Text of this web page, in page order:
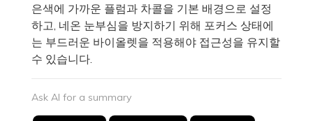
은색에 가까운 플럼과 차콜을 기본 배경으로 설정
하고, 네온 눈부심을 방지하기 위해 포커스 상태에
는 부드러운 바이올렛을 적용해야 접근성을 유지할
수 있습니다.
Ask AI for a summary